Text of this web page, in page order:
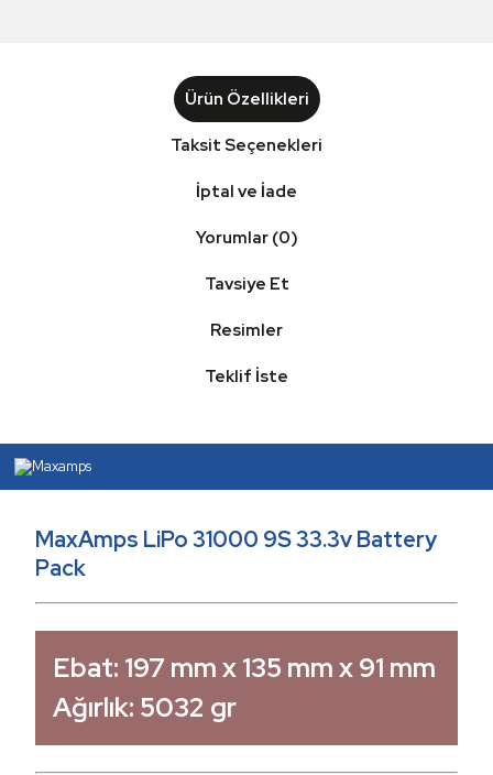
Ürün Özellikleri
Taksit Seçenekleri
İptal ve İade
Yorumlar (0)
Tavsiye Et
Resimler
Teklif İste
MaxAmps LiPo 31000 9S 33.3v Battery
Pack
Ebat: 197 mm x 135 mm x 91 mm
Ağırlık: 5032 gr